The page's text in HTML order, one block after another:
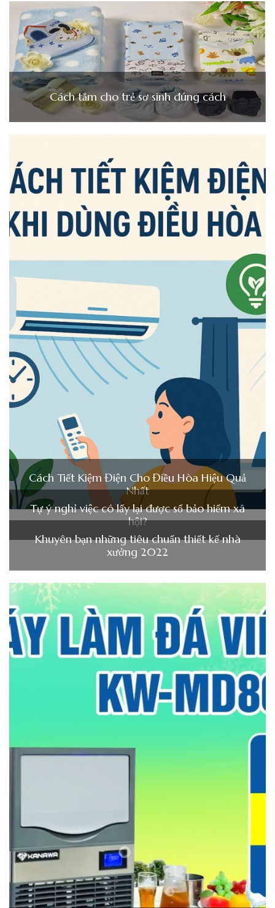
Cách tắm cho trẻ sơ sinh đúng cách
Cách Tiết Kiệm Điện Cho Điều Hòa Hiệu Quả
Nhất
Tự ý nghỉ việc có lấy lại được sổ bảo hiểm xã
hội?
Khuyên bạn những tiêu chuẩn thiết kế nhà
xưởng 2022